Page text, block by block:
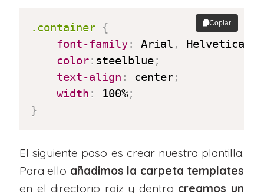
.container {
font-family: Arial , Helvetica
color: steelblue;
text-align : center;
width : 100%;
}
Copiar
El siguiente paso es crear nuestra plantilla.
Para ello añadimos la carpeta templates
en el directorio raíz y dentro creamos un